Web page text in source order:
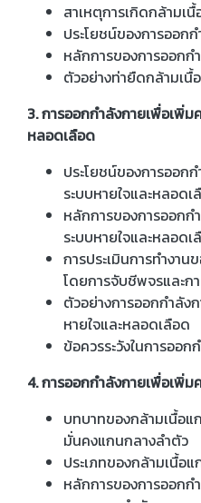
สาเหตุการเกิดกล้ามเ
ประโยชน์ของการออก
หลักการของการออกก
ตัวอย่างท่ายืดกล้ามเนื้อ
3. การออกกำลังกายเพื่อเพิ่ม
หลอดเลือด
ประโยชน์ของการออก
ระบบหายใจและหลอดเ
หลักการของการออกก
ระบบหายใจและหลอดเ
การประเมินการทำงาน
โดยการจับชีพจรและ
ตัวอย่างการออกกำลัง
หายใจและหลอดเลือด
ข้อควรระวังในการออก
4. การออกกำลังกายเพื่อเพิ่
บทบาทของกล้ามเนื้อแ
มั่นคงแกนกลางลำตัว
ประเภทของกล้ามเนื้อ
หลักการของการออกก